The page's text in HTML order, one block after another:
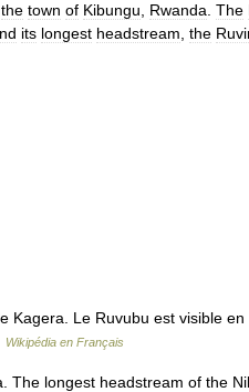
the town of Kibungu Rwanda The
its longest headstream the
Le Ruvubu est visible en
Wikipédia en Français
longest headstream of the